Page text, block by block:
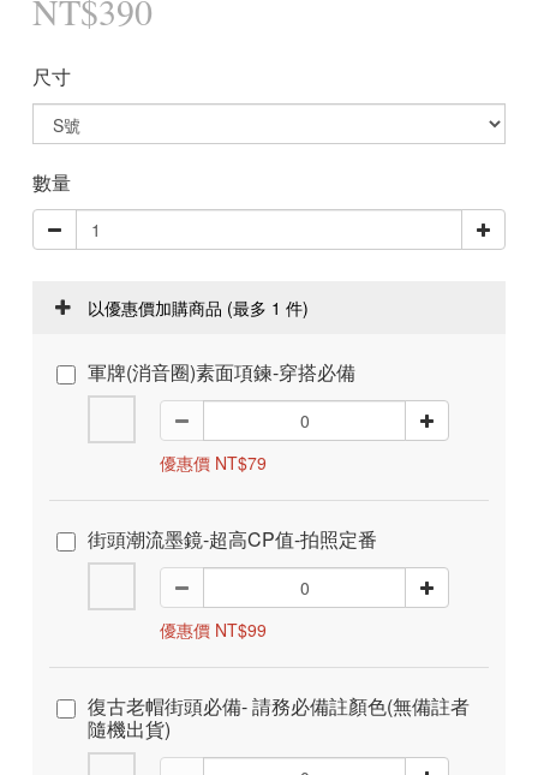
NT$390
尺寸
數量
以優惠價加購商品 (最多 1 件)
軍牌(消音圈)素面項鍊-穿搭必備
優惠價 NT$79
街頭潮流墨鏡-超高CP值-拍照定番
優惠價 NT$99
復古老帽街頭必備- 請務必備註顏色(無備註者
隨機出貨)